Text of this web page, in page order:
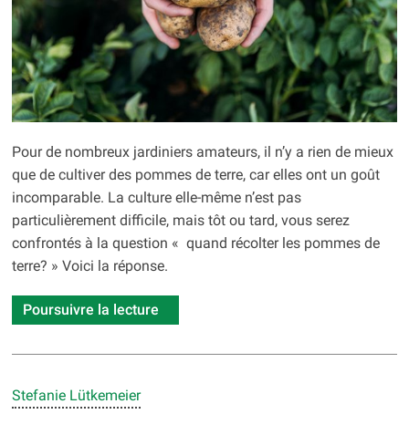
Pour de nombreux jardiniers amateurs, il n’y a rien de mieux
que de cultiver des pommes de terre, car elles ont un goût
incomparable. La culture elle-même n’est pas
particulièrement difficile, mais tôt ou tard, vous serez
confrontés à la question « quand récolter les pommes de
terre? » Voici la réponse.
Poursuivre la lecture
Stefanie Lütkemeier